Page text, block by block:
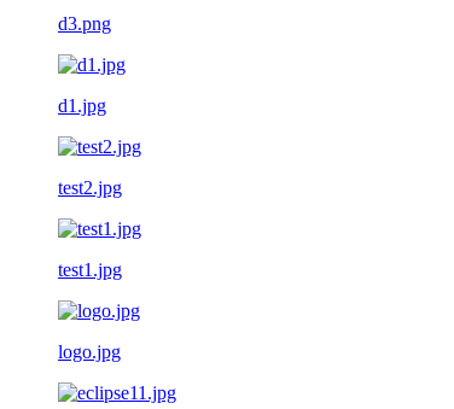
d3.png
d1.jpg
test2.jpg
test1.jpg
logo.jpg